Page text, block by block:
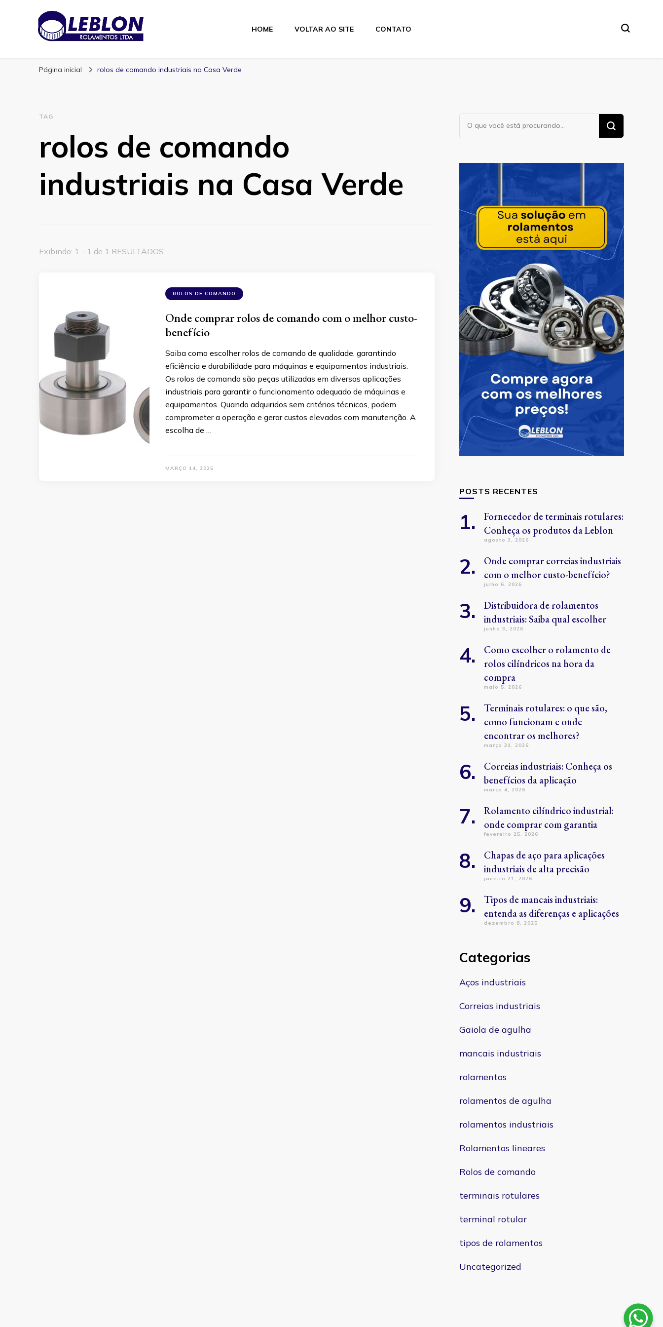
Blog | Leblon Rolamentos
HOME VOLTAR AO SITE CONTATO
Página inicial rolos de comando industriais na Casa Verde
TAG
rolos de comando
industriais na Casa Verde
Exibindo: 1 - 1 de 1 RESULTADOS
ROLOS DE COMANDO
Onde comprar rolos de comando com o melhor custo-
benefício
Saiba como escolher rolos de comando de qualidade, garantindo
eficiência e durabilidade para máquinas e equipamentos industriais.
Os rolos de comando são peças utilizadas em diversas aplicações
industriais para garantir o funcionamento adequado de máquinas e
equipamentos. Quando adquiridos sem critérios técnicos, podem
comprometer a operação e gerar custos elevados com manutenção. A
escolha de …
MARÇO 14, 2025
Procurando
algo?
POSTS RECENTES
Fornecedor de terminais rotulares:
Conheça os produtos da Leblon
agosto 3, 2026
Onde comprar correias industriais
com o melhor custo-benefício?
julho 6, 2026
Distribuidora de rolamentos
industriais: Saiba qual escolher
junho 3, 2026
Como escolher o rolamento de
rolos cilíndricos na hora da
compra
maio 5, 2026
Terminais rotulares: o que são,
como funcionam e onde
encontrar os melhores?
março 31, 2026
Correias industriais: Conheça os
benefícios da aplicação
março 4, 2026
Rolamento cilíndrico industrial:
onde comprar com garantia
fevereiro 25, 2026
Chapas de aço para aplicações
industriais de alta precisão
janeiro 21, 2026
Tipos de mancais industriais:
entenda as diferenças e aplicações
dezembro 8, 2025
Categorias
Aços industriais
Correias industriais
Gaiola de agulha
mancais industriais
rolamentos
rolamentos de agulha
rolamentos industriais
Rolamentos lineares
Rolos de comando
terminais rotulares
terminal rotular
tipos de rolamentos
Uncategorized